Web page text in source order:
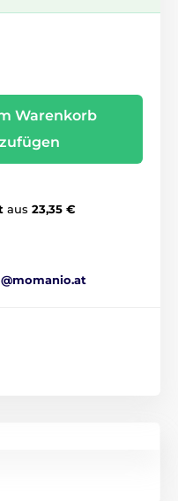
Warenkorb
aus 23,35 €